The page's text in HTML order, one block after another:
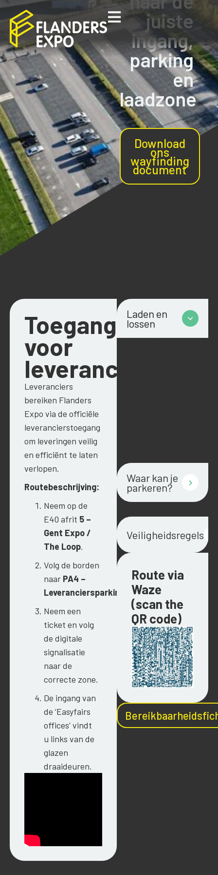
juiste
ingang,
parking
en
laadzone
Download
ons
wayfinding
document
Toegang
voor
leveranciers
Leveranciers
bereiken Flanders
Expo via de officiële
leverancierstoegang
om leveringen veilig
en efficiënt te laten
verlopen.
Routebeschrijving:
Neem op de
E40 afrit 5 –
Gent Expo /
The Loop.
Volg de borden
naar PA4 –
Leveranciersparking
Neem een
ticket en volg
de digitale
signalisatie
naar de
correcte zone.
De ingang van
de ‘Easyfairs
offices’ vindt
u links van de
glazen
draaideuren.
Laden en
lossen
Waar kan je
parkeren?
Veiligheidsregels
Route via
Waze
(scan the
QR code)